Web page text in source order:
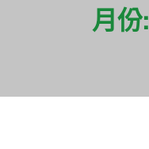
月份: